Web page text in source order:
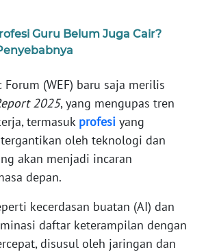
Guru Belum Juga Cair?
(WEF) baru saja merilis
2025, yang mengupas tren
termasuk profesi yang
oleh teknologi dan
akan menjadi incaran
depan.
kecerdasan buatan (AI) dan
daftar keterampilan dengan
disusul oleh jaringan dan